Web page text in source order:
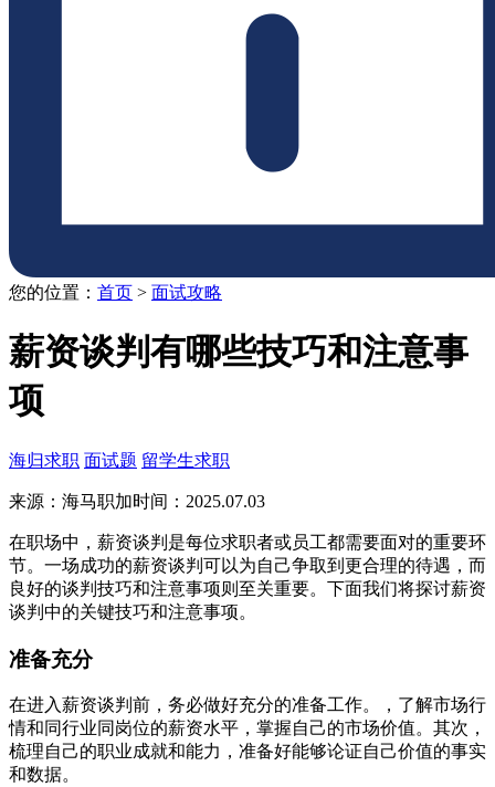
您的位置： 首页 > 面试攻略
薪资谈判有哪些技巧和注意事
项
海归求职 面试题 留学生求职
来源：海马职加时间：2025.07.03
在职场中，薪资谈判是每位求职者或员工都需要面对的重要环
节。一场成功的薪资谈判可以为自己争取到更合理的待遇，而
良好的谈判技巧和注意事项则至关重要。下面我们将探讨薪资
谈判中的关键技巧和注意事项。
准备充分
在进入薪资谈判前，务必做好充分的准备工作。，了解市场行
情和同行业同岗位的薪资水平，掌握自己的市场价值。其次，
梳理自己的职业成就和能力，准备好能够论证自己价值的事实
和数据。